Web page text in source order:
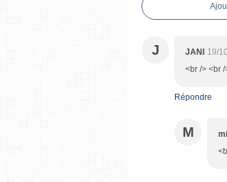
J JANI 19/
<br /> <br
Répondre
M